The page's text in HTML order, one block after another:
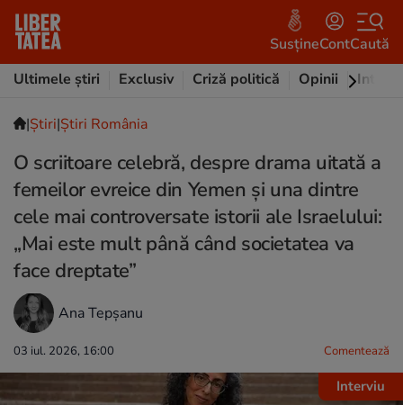
SusțineContCaută
Ultimele știri
Exclusiv Criză politică Opinii
|Ştiri|Știri România
O scriitoare celebră, despre drama uitată a
femeilor evreice din Yemen și una dintre
cele mai controversate istorii ale Israelului:
„Mai este mult până când societatea va
face dreptate”
Ana Tepșanu
03 iul. 2026, 16:00 Comentează
Interviu